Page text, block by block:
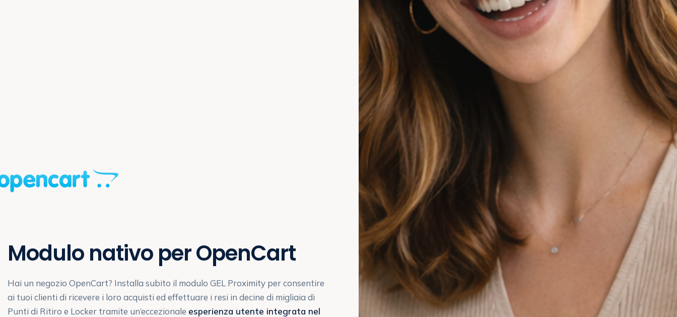
Modulo nativo per OpenCart
Hai un negozio OpenCart? Installa subito il modulo GEL Proximity per consentire
ai tuoi clienti di ricevere i loro acquisti ed effettuare i resi in decine di migliaia di
Punti di Ritiro e Locker tramite un’eccezionale esperienza utente integrata nel